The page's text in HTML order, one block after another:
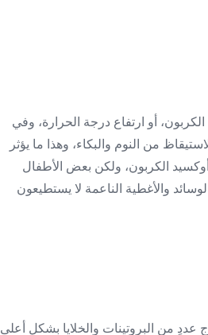
أو ارتفاع درجة الحرارة، وفي
من النوم والبكاء، وهذا ما يؤثر
الكربون، ولكن بعض الأطفال
والأغطية الناعمة لا يستطيعون
عددٍ من البروتينات والخلايا بشكلٍ أعلى